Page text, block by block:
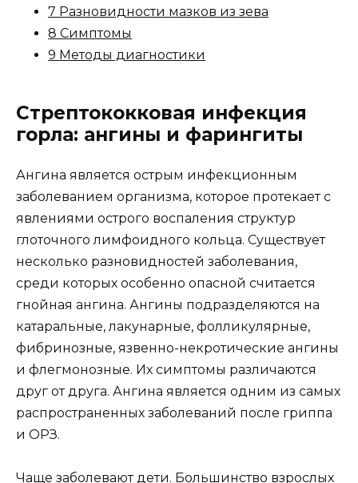
7 Разновидности мазков из зева
8 Симптомы
9 Методы диагностики
Стрептококковая инфекция
горла: ангины и фарингиты
Ангина является острым инфекционным
заболеванием организма, которое протекает с
явлениями острого воспаления структур
глоточного лимфоидного кольца. Существует
несколько разновидностей заболевания,
среди которых особенно опасной считается
гнойная ангина. Ангины подразделяются на
катаральные, лакунарные, фолликулярные,
фибринозные, язвенно-некротические ангины
и флегмонозные. Их симптомы различаются
друг от друга. Ангина является одним из самых
распространенных заболеваний после гриппа
и ОРЗ.
Чаще заболевают дети. Большинство взрослых